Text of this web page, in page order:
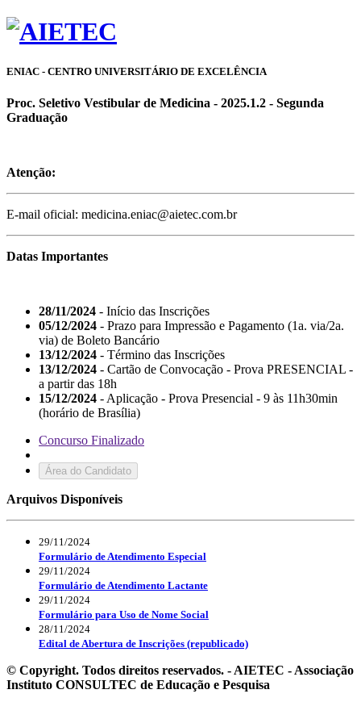
ENIAC - CENTRO UNIVERSITÁRIO DE EXCELÊNCIA
Proc. Seletivo Vestibular de Medicina - 2025.1.2 - Segunda
Graduação
Atenção:
E-mail oficial: medicina.eniac@aietec.com.br
Datas Importantes
28/11/2024 - Início das Inscrições
05/12/2024 - Prazo para Impressão e Pagamento (1a. via/2a.
via) de Boleto Bancário
13/12/2024 - Término das Inscrições
13/12/2024 - Cartão de Convocação - Prova PRESENCIAL -
a partir das 18h
15/12/2024 - Aplicação - Prova Presencial - 9 às 11h30min
(horário de Brasília)
Concurso Finalizado
Área do Candidato
Arquivos Disponíveis
29/11/2024
Formulário de Atendimento Especial
29/11/2024
Formulário de Atendimento Lactante
29/11/2024
Formulário para Uso de Nome Social
28/11/2024
Edital de Abertura de Inscrições (republicado)
© Copyright. Todos direitos reservados. - AIETEC - Associação
Instituto CONSULTEC de Educação e Pesquisa